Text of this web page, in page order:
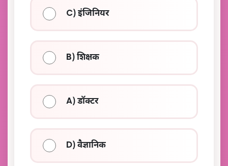
C) इंजिनियर
B) शिक्षक
A) डॉक्टर
D) वैज्ञानिक